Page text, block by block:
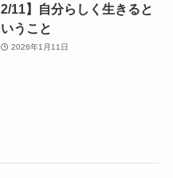
2/11】自分らしく生きると
いうこと
2026年1月11日